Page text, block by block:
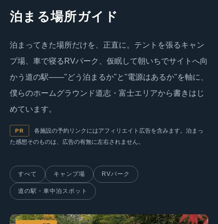
泊まる場所ガイド
泊まってきた場所だけを、正直に。テントを張るキャン
プ場、車で寝るRVパーク、仮眠して朝いちでサイトへ向
かう道の駅——"どう泊まるか"と"電源はあるか"を軸に、
僕らのホームグラウンド道志・富士エリアから書きはじ
めています。
PR
各施設の予約リンクにはアフィリエイト広告を含みます。泊まっ
た感想そのものは、広告の有無に左右されません。
すべて キャンプ場 RVパーク
道の駅・車中泊スポット